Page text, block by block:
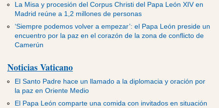
La Misa y procesión del Corpus Christi del Papa León XIV en
Madrid reúne a 1,2 millones de personas
‘Siempre podemos volver a empezar’: el Papa León preside un
encuentro por la paz en el corazón de la zona de conflicto de
Camerún
Noticias Vaticano
El Santo Padre hace un llamado a la diplomacia y oración por
la paz en Oriente Medio
El Papa León comparte una comida con invitados en situación